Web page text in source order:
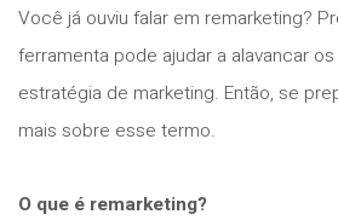
Você já ouviu falar em remarketing?
ferramenta pode ajudar a alavancar
estratégia de marketing. Então, se
mais sobre esse termo.
O que é remarketing?